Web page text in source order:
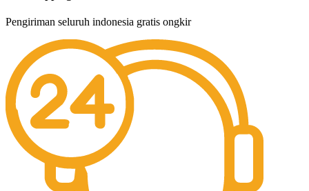
Pengiriman seluruh indonesia gratis ongkir